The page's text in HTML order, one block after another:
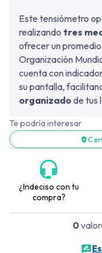
Este tensiómetro
realizando tres
ofrecer un
Organización
cuenta con
su pantalla,
organizadode tus
Te podría interesar
¿Indeciso con tu
compra?
0